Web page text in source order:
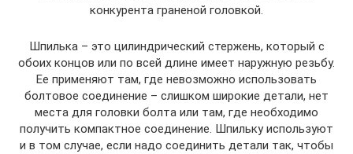
конкурента граненой головкой.
Шпилька – это цилиндрический стержень, который с
обоих концов или по всей длине имеет наружную резьбу.
Ее применяют там, где невозможно использовать
болтовое соединение – слишком широкие детали, нет
места для головки болта или там, где необходимо
получить компактное соединение. Шпильку используют
и в том случае, если надо соединить детали так, чтобы